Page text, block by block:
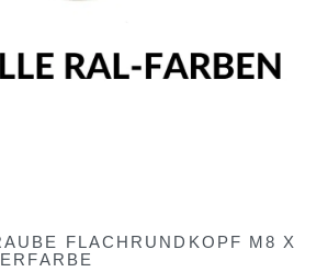
FLACHRUNDKOPF M8 X